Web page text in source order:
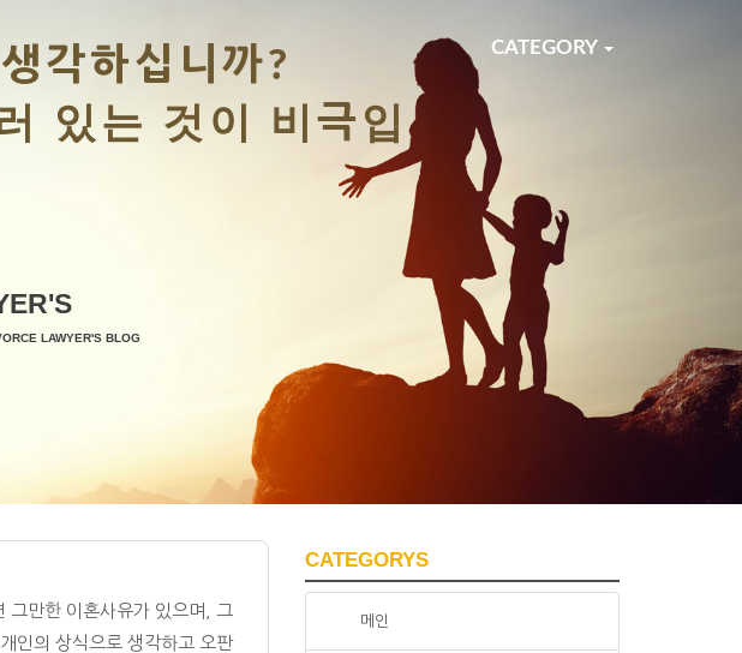
CATEGORY
그만한 이혼사유가 있으며, 그
인의 상식으로 생각하고 오판
CATEGORYS
메인